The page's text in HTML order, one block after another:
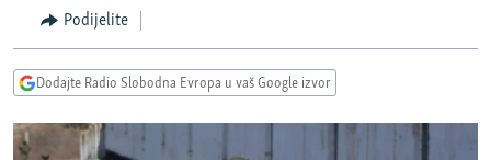
Pređite
na
pretragu
VIZUELNO
INFOGRAFIKE
RAT U UKRAJINI
KINA NA BALKANU
Podijelite
Dodajte Radio Slobodna Evropa u vaš Google izvor